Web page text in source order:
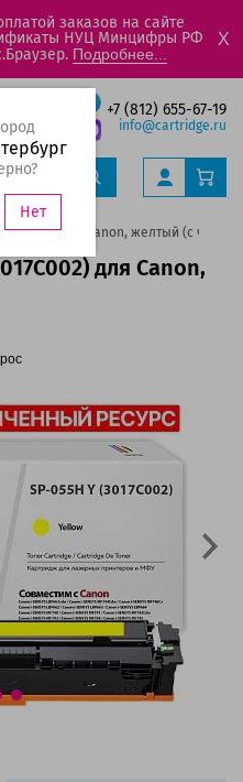
заказов на сайте
НУЦ Минцифры РФ
Подробнее...
X
+7 (812) 655-67-19
info@cartridge.ru
Нет
для Canon, желтый (с чипом)
для Canon,